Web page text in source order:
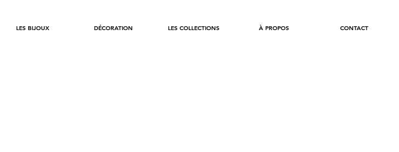
LES BIJOUX DÉCORATION LES COLLECTIONS À PROPOS CONTACT